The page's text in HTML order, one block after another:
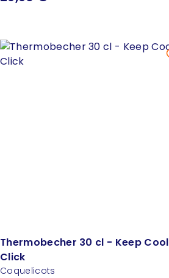
Thermobecher 30 cl - Keep Cool
Click
Coquelicots